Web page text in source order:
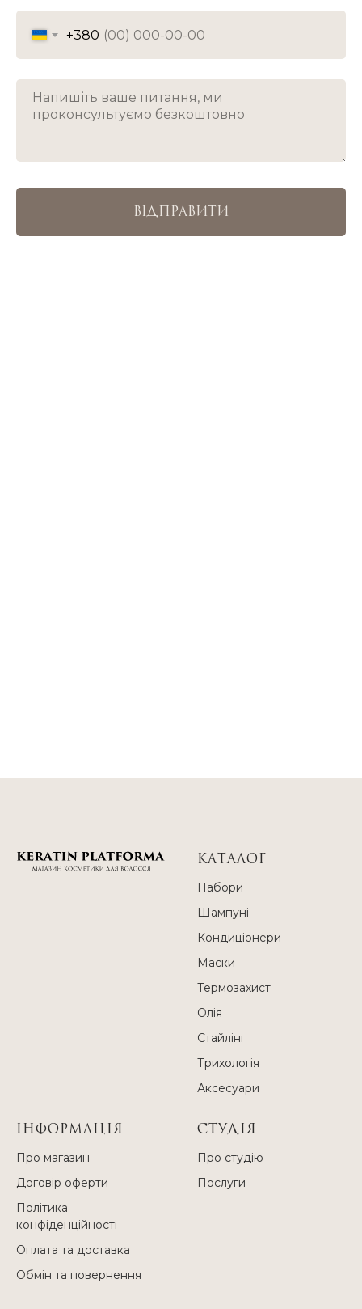
+380
ВІДПРАВИТИ
КАТАЛОГ
Набори
Шампуні
Кондиціонери
Маски
Термозахист
Олія
Стайлінг
Трихологія
Аксесуари
ІНФОРМАЦІЯ
Про магазин
Договір оферти
Політика
конфіденційності
Оплата та доставка
Обмін та повернення
СТУДІЯ
Про студію
Послуги